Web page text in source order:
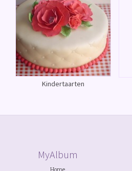
Kindertaarten
MyAlbum
Home